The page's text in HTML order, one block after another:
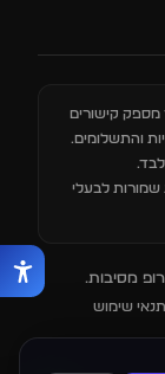
מספק קישורים
והתשלומים.
שמורות לבעלי
תנאי שימוש